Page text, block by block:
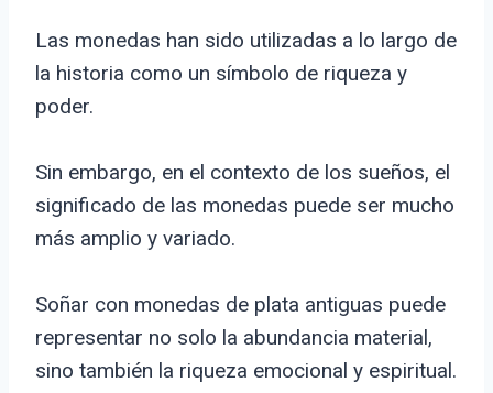
Las monedas han sido utilizadas a lo largo de
la historia como un símbolo de riqueza y
poder.
Sin embargo, en el contexto de los sueños, el
significado de las monedas puede ser mucho
más amplio y variado.
Soñar con monedas de plata antiguas puede
representar no solo la abundancia material,
sino también la riqueza emocional y espiritual.